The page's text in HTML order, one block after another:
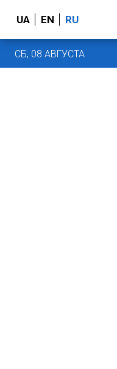
UA EN RU
СБ, 08 АВГУСТА